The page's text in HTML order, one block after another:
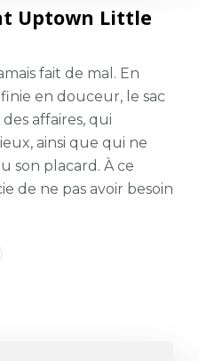
Uptown Little
fait de mal. En
en douceur, le sac
affaires, qui
ainsi que qui ne
son placard. À ce
de ne pas avoir besoin